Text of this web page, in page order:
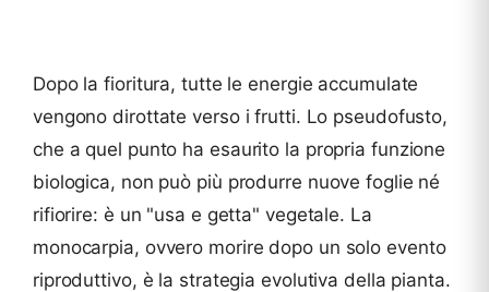
Dopo la fioritura, tutte le energie accumulate
vengono dirottate verso i frutti. Lo pseudofusto,
che a quel punto ha esaurito la propria funzione
biologica, non può più produrre nuove foglie né
rifiorire: è un "usa e getta" vegetale. La
monocarpia, ovvero morire dopo un solo evento
riproduttivo, è la strategia evolutiva della pianta.